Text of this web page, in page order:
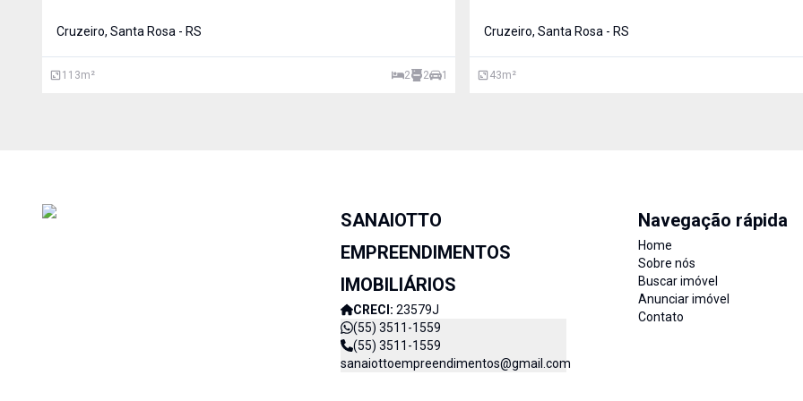
Cruzeiro, Santa Rosa - RS
113m² 2 2 1
banheiro e 1 vaga de garagem. Ideal para quem busca
Cruzeiro, Santa Rosa - RS
43m²
SANAIOTTO
EMPREENDIMENTOS
IMOBILIÁRIOS
CRECI: 23579J
(55) 3511-1559
(55) 3511-1559
sanaiottoempreendimentos@gmail.com
Navegação rápida
Home
Sobre nós
Buscar imóvel
Anunciar imóvel
Contato